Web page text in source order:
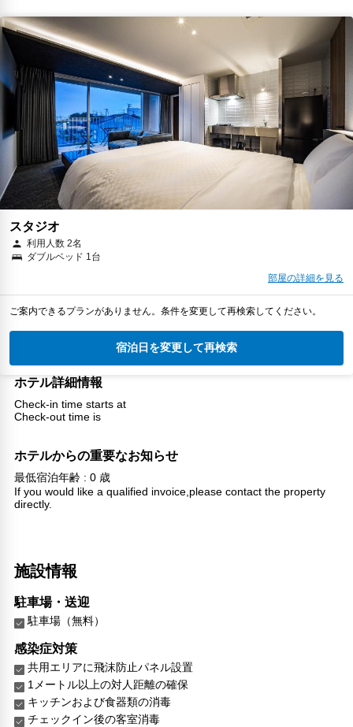
スタジオ
利用人数 2名
ダブルベッド 1台
部屋の詳細を見る
ご案内できるプランがありません。条件を変更して再検索してください。
宿泊日を変更して再検索
ホテル詳細情報
Check-in time starts at
Check-out time is
ホテルからの重要なお知らせ
最低宿泊年齢 : 0 歳
If you would like a qualified invoice,please contact the property
directly.
施設情報
駐車場・送迎
駐車場（無料）
感染症対策
共用エリアに飛沫防止パネル設置
1メートル以上の対人距離の確保
キッチンおよび食器類の消毒
チェックイン後の客室消毒